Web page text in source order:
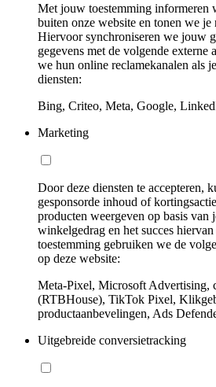
Met jouw toestemming informeren
buiten onze website en tonen we je
Hiervoor synchroniseren we jouw
gegevens met de volgende externe
we hun online reclamekanalen als
diensten:
Bing, Criteo, Meta, Google,
Marketing
Door deze diensten te accepteren,
gesponsorde inhoud of
producten weergeven op basis van
winkelgedrag en het succes
toestemming gebruiken we de
op deze website:
Meta-Pixel, Microsoft Advertising,
(RTBHouse), TikTok Pixel,
productaanbevelingen, Ads
Uitgebreide conversietracking